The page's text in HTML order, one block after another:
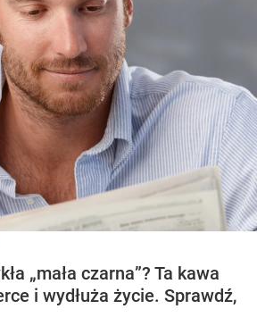
„mała czarna”? Ta kawa
i wydłuża życie. Sprawdź,